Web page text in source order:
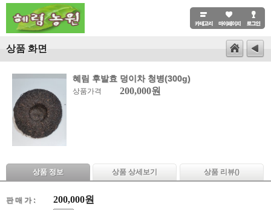
상품 화면
혜림 후발효 덩이차 청병(300g)
상품가격 200,000원
상품 정보 상품 상세보기 상품 리뷰()
판 매 가 : 200,000원